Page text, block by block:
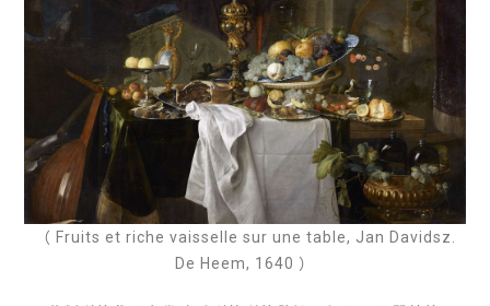
（ Fruits et riche vaisselle sur une table, Jan Davidsz.
De Heem, 1640 ）